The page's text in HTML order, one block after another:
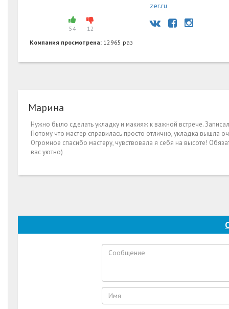
54
12
Компания просмотрена: 12965 раз
zer.ru
Марина
Нужно было сделать укладку и макияж к важной встрече.
Потому что мастер справилась просто отлично, укладка вышла
Огромное спасибо мастеру, чувствовала я себя на высоте!
вас уютно)